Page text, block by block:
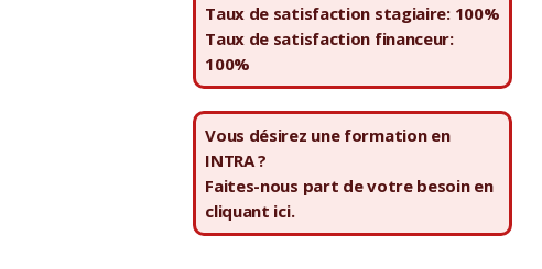
Taux de satisfaction stagiaire: 100%
Taux de satisfaction financeur:
100%
Vous désirez une formation en
INTRA ?
Faites-nous part de votre besoin en
cliquant ici.